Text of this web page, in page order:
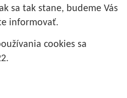
sa tak stane, budeme Vás
informovať.
cookies sa